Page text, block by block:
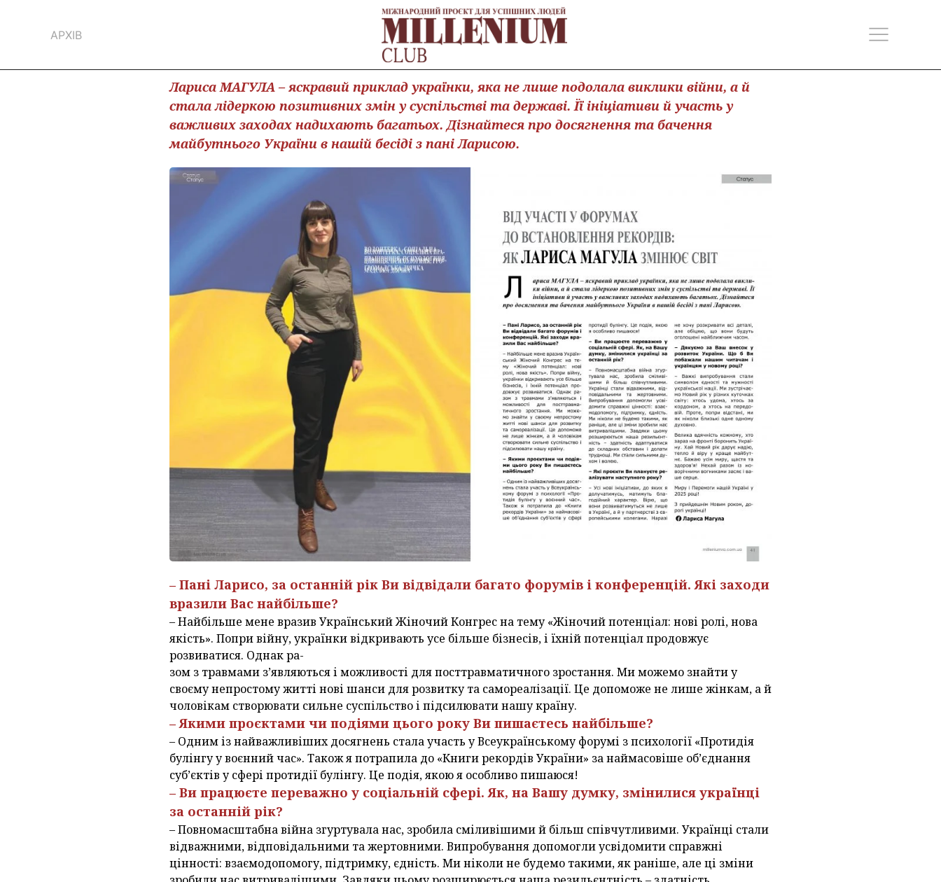
АРХІВ
Лариса МАГУЛА – яскравий приклад українки, яка не лише подолала виклики війни, а й
стала лідеркою позитивних змін у суспільстві та державі. Її ініціативи й участь у
важливих заходах надихають багатьох. Дізнайтеся про досягнення та бачення
майбутнього України в нашій бесіді з пані Ларисою.
– Пані Ларисо, за останній рік Ви відвідали багато форумів і конференцій. Які заходи
вразили Вас найбільше?
– Найбільше мене вразив Український Жіночий Конгрес на тему «Жіночий потенціал: нові ролі, нова
якість». Попри війну, українки відкривають усе більше бізнесів, і їхній потенціал продовжує
розвиватися. Однак ра-
зом з травмами з’являються і можливості для посттравматичного зростання. Ми можемо знайти у
своєму непростому житті нові шанси для розвитку та самореалізації. Це допоможе не лише жінкам, а й
чоловікам створювати сильне суспільство і підсилювати нашу країну.
– Якими проєктами чи подіями цього року Ви пишаєтесь найбільше?
– Одним із найважливіших досягнень стала участь у Всеукраїнському форумі з психології «Протидія
булінгу у воєнний час». Також я потрапила до «Книги рекордів України» за наймасовіше об’єднання
суб’єктів у сфері протидії булінгу. Це подія, якою я особливо пишаюся!
– Ви працюєте переважно у соціальній сфері. Як, на Вашу думку, змінилися українці
за останній рік?
– Повномасштабна війна згуртувала нас, зробила сміливішими й більш співчутливими. Українці стали
відважними, відповідальними та жертовними. Випробування допомогли усвідомити справжні
цінності: взаємодопомогу, підтримку, єдність. Ми ніколи не будемо такими, як раніше, але ці зміни